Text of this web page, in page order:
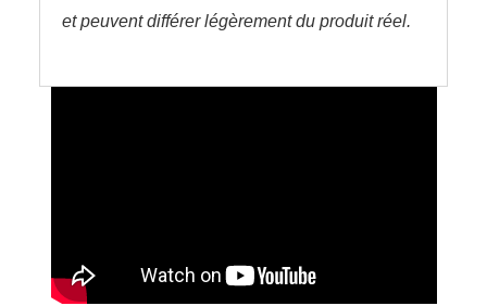
et peuvent différer légèrement du produit réel.